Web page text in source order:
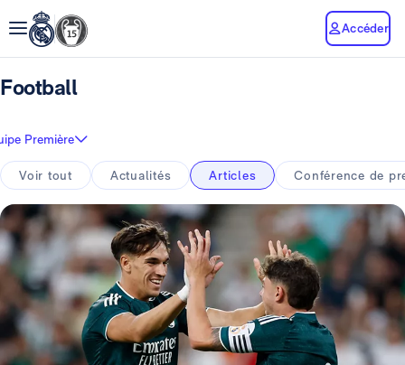
Accéder
Football
Première
Voir tout Actualités Articles Conférence de